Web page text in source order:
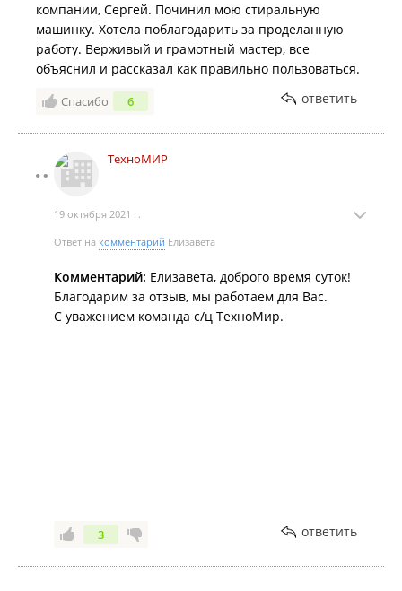
компании, Сергей. Починил мою стиральную
машинку. Хотела поблагодарить за проделанную
работу. Верживый и грамотный мастер, все
объяснил и рассказал как правильно пользоваться.
Спасибо 6 ответить
ТехноМИР
19 октября 2021 г.
Ответ на комментарий Елизавета
Комментарий: Елизавета, доброго время суток!
Благодарим за отзыв, мы работаем для Вас.
С уважением команда с/ц ТехноМир.
3 ответить